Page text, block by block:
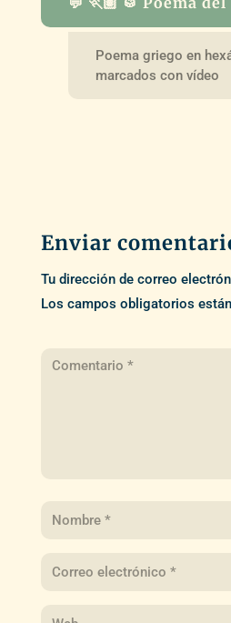
Poema griego en
marcados con vídeo
Enviar
Tu dirección de correo
Los campos obligatorios